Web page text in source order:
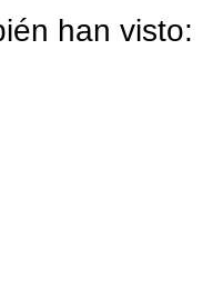
han visto: